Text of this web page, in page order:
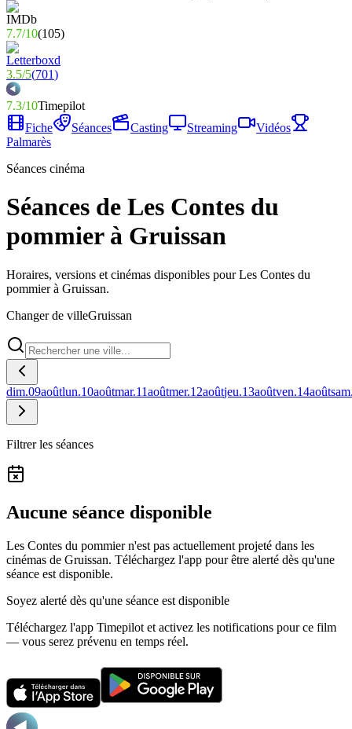
7.7/10(105)
3.5/5(701)
7.3/10Timepilot
Fiche
Séances Casting Streaming
Vidéos
Palmarès
Séances cinéma
Séances de Les Contes du
pommier à Gruissan
Horaires, versions et cinémas disponibles pour Les Contes du
pommier à Gruissan.
Changer de villeGruissan
dim.09aoûtlun.10aoûtmar.11aoûtmer.12aoûtjeu.13aoûtven.14août
Filtrer les séances
Aucune séance disponible
Les Contes du pommier n'est pas actuellement projeté dans les
cinémas de Gruissan. Téléchargez l'app pour être alerté dès qu'une
séance est disponible.
Soyez alerté dès qu'une séance est disponible
Téléchargez l'app Timepilot et activez les notifications pour ce film
— vous serez prévenu en temps réel.